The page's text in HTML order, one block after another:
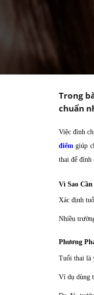
Trong
chuẩn
Việc đình
điểm giúp
thai để đình
Vì Sao
Xác định
Nhiều
Phương
Tuổi thai là
Ví dụ dùng